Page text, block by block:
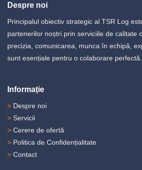
Despre noi
Principalul obiectiv strategic al TSR Log
partenerilor noștri prin serviciile de calitate
precizia, comunicarea, munca în echipă,
sunt esențiale pentru o colaborare perfectă.
Informație
>Despre noi
>Servicii
>Cerere de ofertă
>Politica de Confidențialitate
>Contact